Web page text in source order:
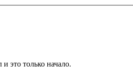
это только начало.